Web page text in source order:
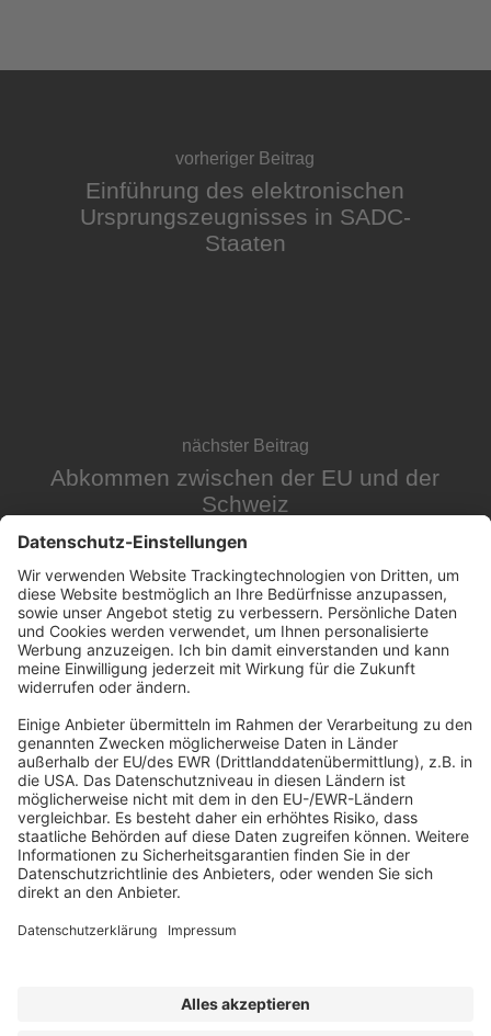
vorheriger Beitrag
Einführung des elektronischen
Ursprungszeugnisses in SADC-
Staaten
nächster Beitrag
Abkommen zwischen der EU und der
Schweiz
Werben bei uns
AGB und Lizenzbedingungen